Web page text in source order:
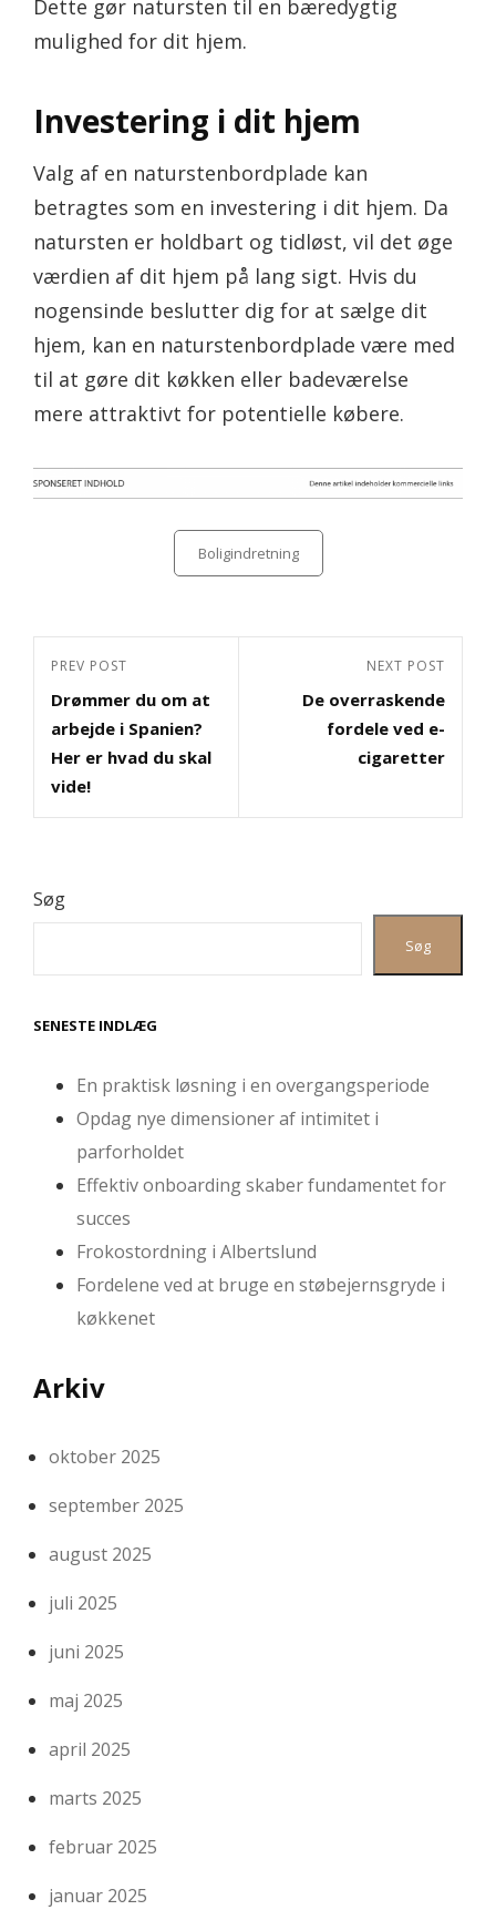
Dette gør natursten til en bæredygtig
mulighed for dit hjem.
Investering i dit hjem
Valg af en naturstenbordplade kan
betragtes som en investering i dit hjem. Da
natursten er holdbart og tidløst, vil det øge
værdien af dit hjem på lang sigt. Hvis du
nogensinde beslutter dig for at sælge dit
hjem, kan en naturstenbordplade være med
til at gøre dit køkken eller badeværelse
mere attraktivt for potentielle købere.
Categories
Boligindretning
Indlægsnavigation
Previous
Post
PREV POST
Drømmer du om at
arbejde i Spanien?
Her er hvad du skal
vide!
Post
NEXT POST
De overraskende
fordele ved e-
cigaretter
Søg
Søg
SENESTE INDLÆG
En praktisk løsning i en overgangsperiode
Opdag nye dimensioner af intimitet i
parforholdet
Effektiv onboarding skaber fundamentet for
succes
Frokostordning i Albertslund
Fordelene ved at bruge en støbejernsgryde i
køkkenet
Arkiv
oktober 2025
september 2025
august 2025
juli 2025
juni 2025
maj 2025
april 2025
marts 2025
februar 2025
januar 2025